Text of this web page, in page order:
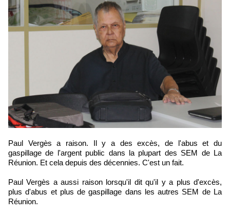
Paul Vergès a raison. Il y a des excès, de l'abus et du
gaspillage de l'argent public dans la plupart des SEM de La
Réunion. Et cela depuis des décennies. C'est un fait.
Paul Vergès a aussi raison lorsqu'il dit qu'il y a plus d'excès,
plus d'abus et plus de gaspillage dans les autres SEM de La
Réunion.